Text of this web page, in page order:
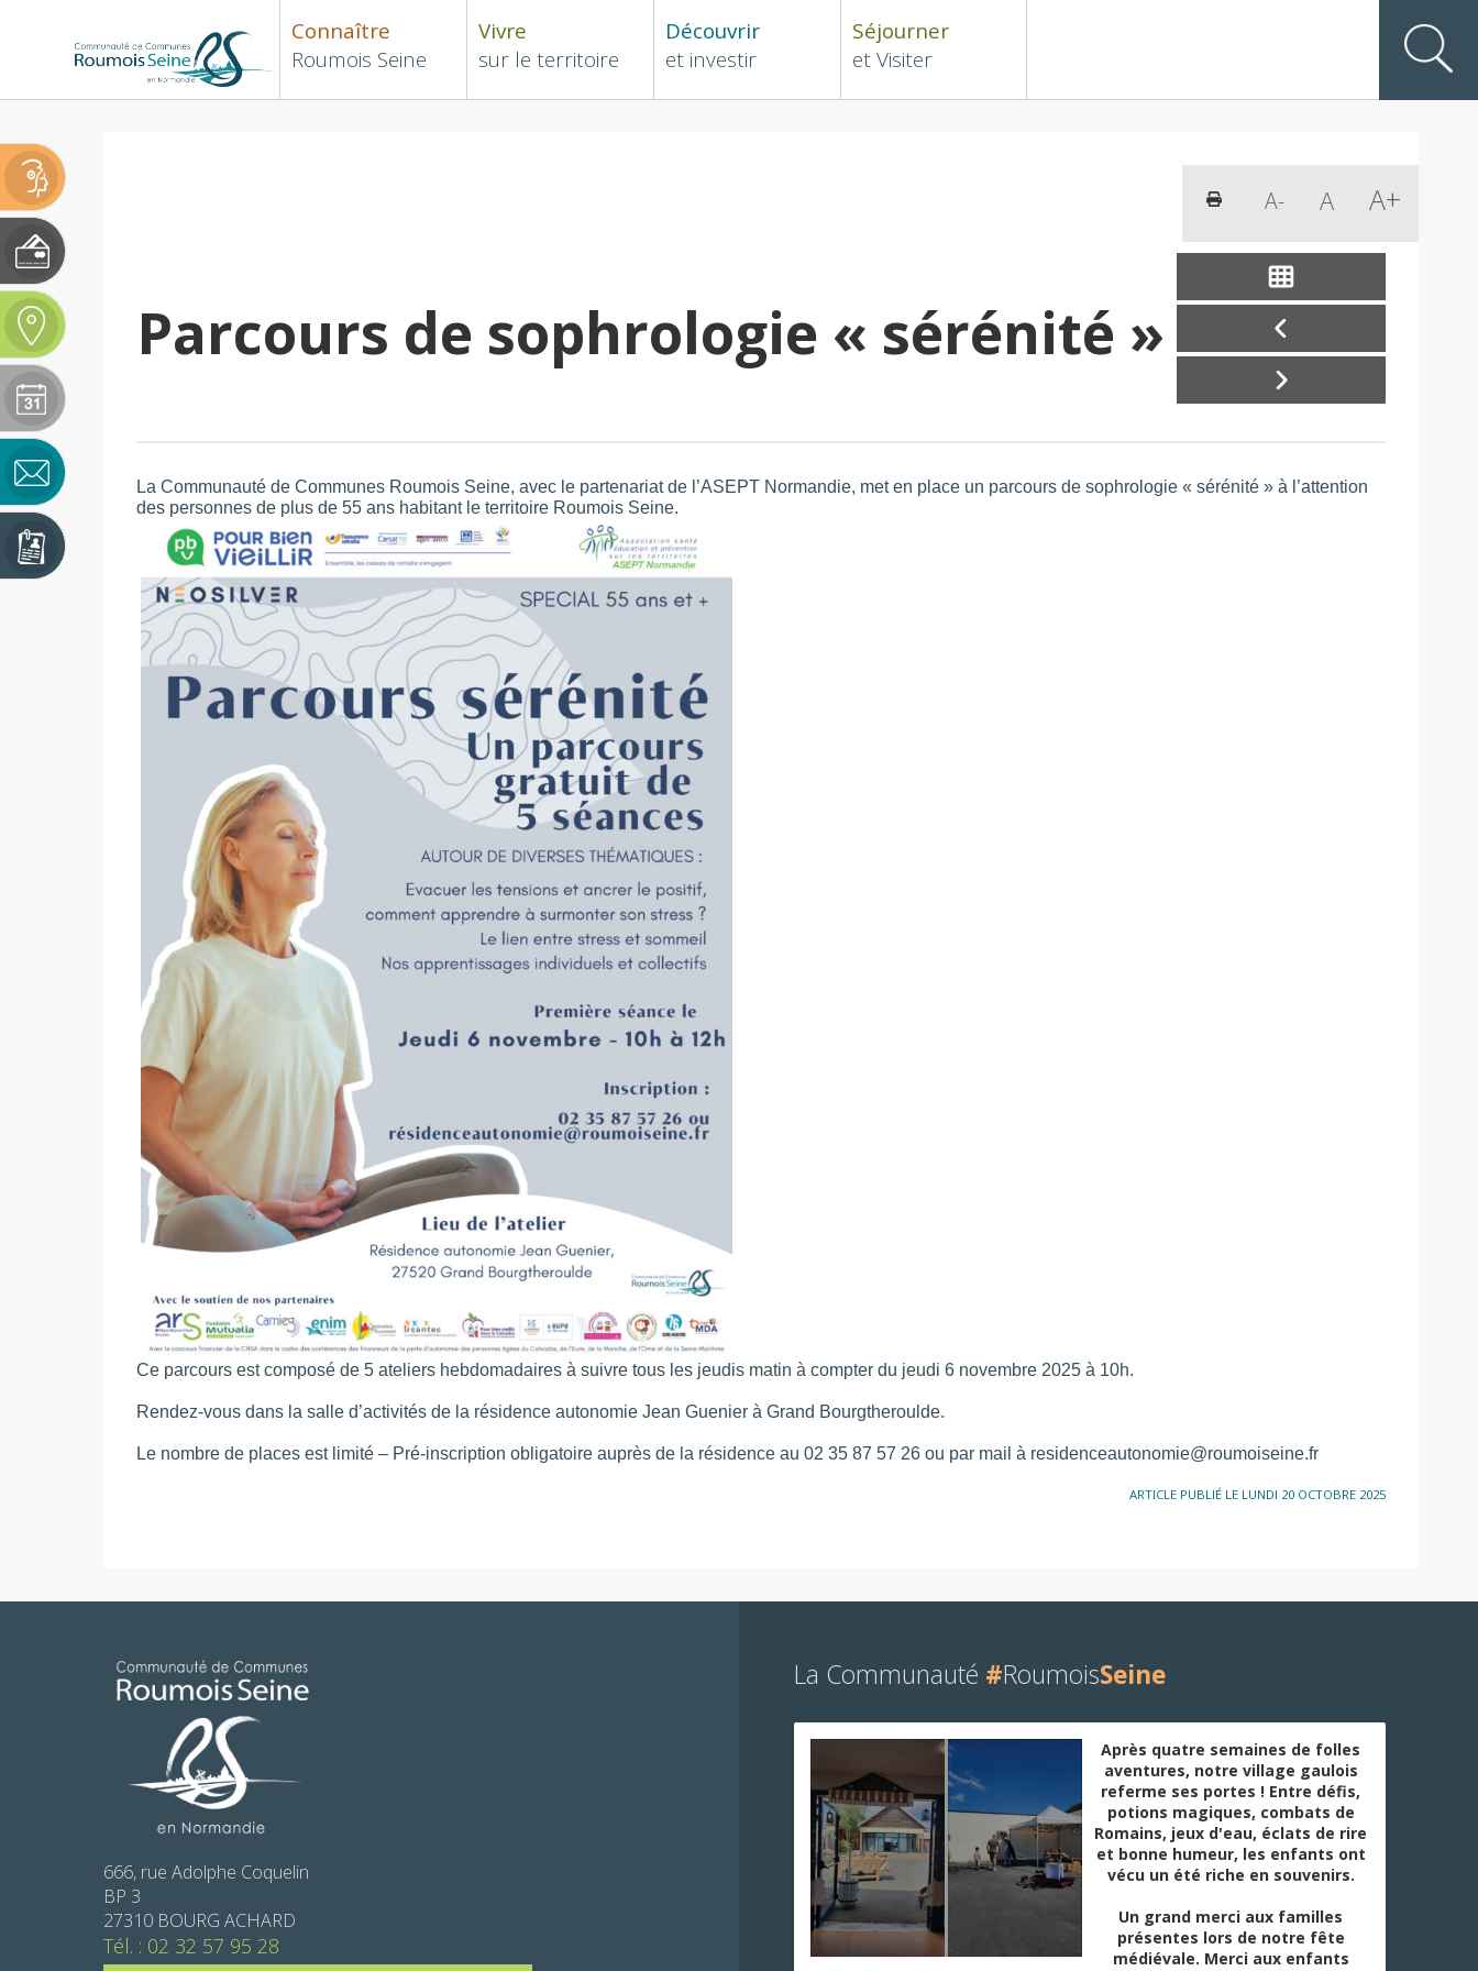
Connaître
Roumois Seine
Vivre
sur le territoire
Découvrir
et investir
Séjourner
et Visiter
Imprimer la page A+
A
A-
Parcours de sophrologie « sérénité »
La Communauté de Communes Roumois Seine, avec le partenariat de l’ASEPT Normandie, met en place un parcours de sophrologie « sérénité » à l’attention
des personnes de plus de 55 ans habitant le territoire Roumois Seine.
Ce parcours est composé de 5 ateliers hebdomadaires à suivre tous les jeudis matin à compter du jeudi 6 novembre 2025 à 10h.
Rendez-vous dans la salle d’activités de la résidence autonomie Jean Guenier à Grand Bourgtheroulde.
Le nombre de places est limité – Pré-inscription obligatoire auprès de la résidence au 02 35 87 57 26 ou par mail à residenceautonomie@roumoiseine.fr
ARTICLE PUBLIÉ LE LUNDI 20 OCTOBRE 2025
666, rue Adolphe Coquelin
BP 3
27310 BOURG ACHARD
Tél. : 02 32 57 95 28
La Communauté #RoumoisSeine
Après quatre semaines de folles
aventures, notre village gaulois
referme ses portes ! Entre défis,
potions magiques, combats de
Romains, jeux d'eau, éclats de rire
et bonne humeur, les enfants ont
vécu un été riche en souvenirs.
Un grand merci aux familles
présentes lors de notre fête
médiévale. Merci aux enfants